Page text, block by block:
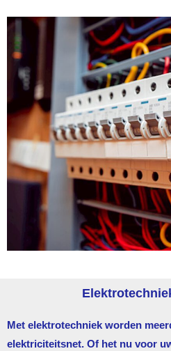
Met elektrotechniek worden
elektriciteitsnet. Of het nu voor